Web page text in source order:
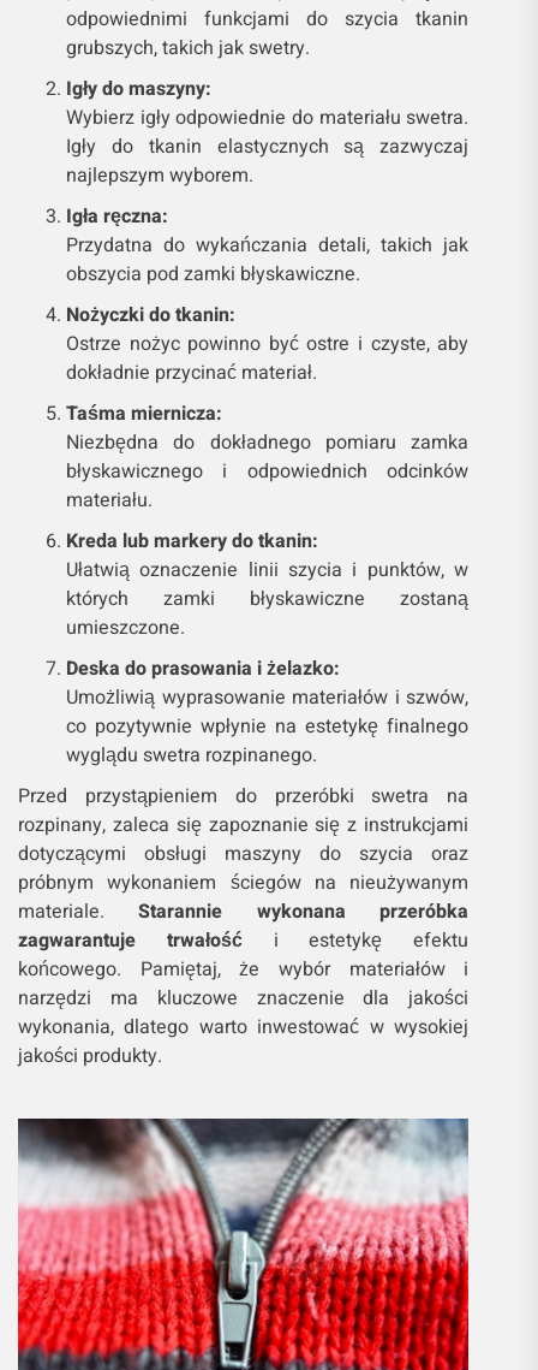
odpowiednimi funkcjami do szycia tkanin
grubszych, takich jak swetry.
Igły do maszyny:
Wybierz igły odpowiednie do materiału swetra.
Igły do tkanin elastycznych są zazwyczaj
najlepszym wyborem.
Igła ręczna:
Przydatna do wykańczania detali, takich jak
obszycia pod zamki błyskawiczne.
Nożyczki do tkanin:
Ostrze nożyc powinno być ostre i czyste, aby
dokładnie przycinać materiał.
Taśma miernicza:
Niezbędna do dokładnego pomiaru zamka
błyskawicznego i odpowiednich odcinków
materiału.
Kreda lub markery do tkanin:
Ułatwią oznaczenie linii szycia i punktów, w
których zamki błyskawiczne zostaną
umieszczone.
Deska do prasowania i żelazko:
Umożliwią wyprasowanie materiałów i szwów,
co pozytywnie wpłynie na estetykę finalnego
wyglądu swetra rozpinanego.
Przed przystąpieniem do przeróbki swetra na
rozpinany, zaleca się zapoznanie się z instrukcjami
dotyczącymi obsługi maszyny do szycia oraz
próbnym wykonaniem ściegów na nieużywanym
materiale.Starannie wykonana przeróbka
zagwarantuje trwałośći estetykę efektu
końcowego. Pamiętaj, że wybór materiałów i
narzędzi ma kluczowe znaczenie dla jakości
wykonania, dlatego warto inwestować w wysokiej
jakości produkty.